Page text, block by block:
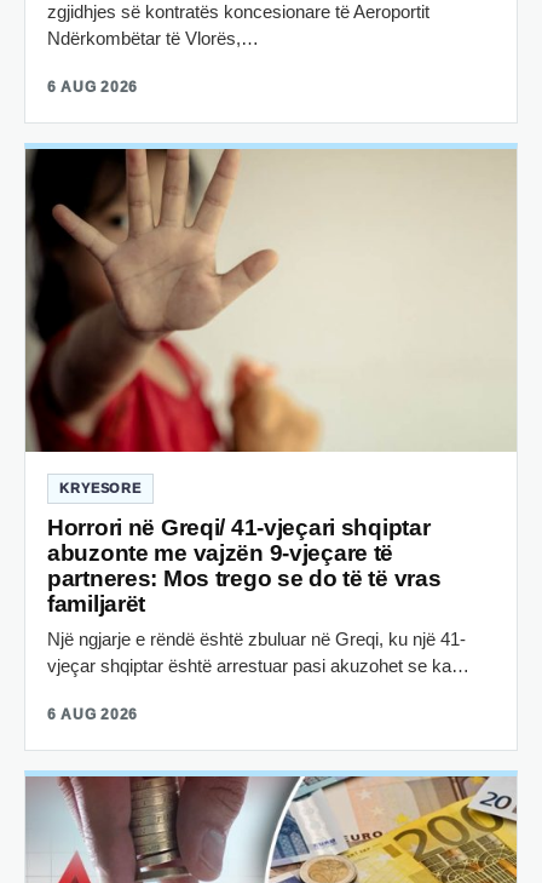
zgjidhjes së kontratës koncesionare të Aeroportit
Ndërkombëtar të Vlorës,…
6 AUG 2026
KRYESORE
Horrori në Greqi/ 41-vjeçari shqiptar
abuzonte me vajzën 9-vjeçare të
partneres: Mos trego se do të të vras
familjarët
Një ngjarje e rëndë është zbuluar në Greqi, ku një 41-
vjeçar shqiptar është arrestuar pasi akuzohet se ka…
6 AUG 2026